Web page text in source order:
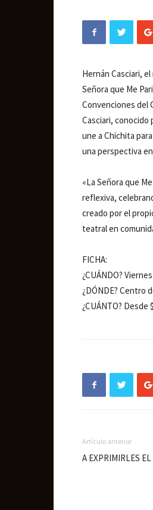
Hernán Casciari,
Señora que Me
Convenciones del
Casciari, conocido
une a Chichita
una perspectiva
«La Señora que
reflexiva,
creado por el
teatral en
FICHA:
¿CUÁNDO?
¿DÓNDE? Centro
¿CUÁNTO? Desde
Artículo anterior
A EXPRIMIRLES